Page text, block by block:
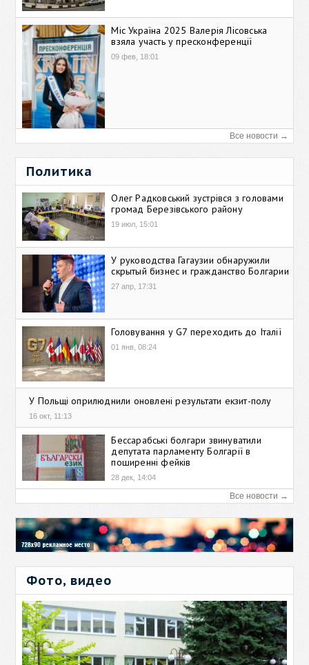
Міс Україна 2025 Валерія Лісовська
взяла участь у пресконференції
09 фев, 18:01
Все новости →
Политика
Олег Радковський зустрівся з головами
громад Березівського району
19 июл, 15:01
У руководства Гагаузии обнаружили
скрытый бизнес и гражданство Болгарии
27 апр, 17:31
Головування у G7 переходить до Італії
01 янв, 08:24
У Польщі оприлюднили оновлені результати екзит-полу
16 окт, 11:13
Бессарабські болгари звинуватили
депутата парламенту Болгарії в
поширенні фейків
28 дек, 14:04
Все новости →
Фото, видео